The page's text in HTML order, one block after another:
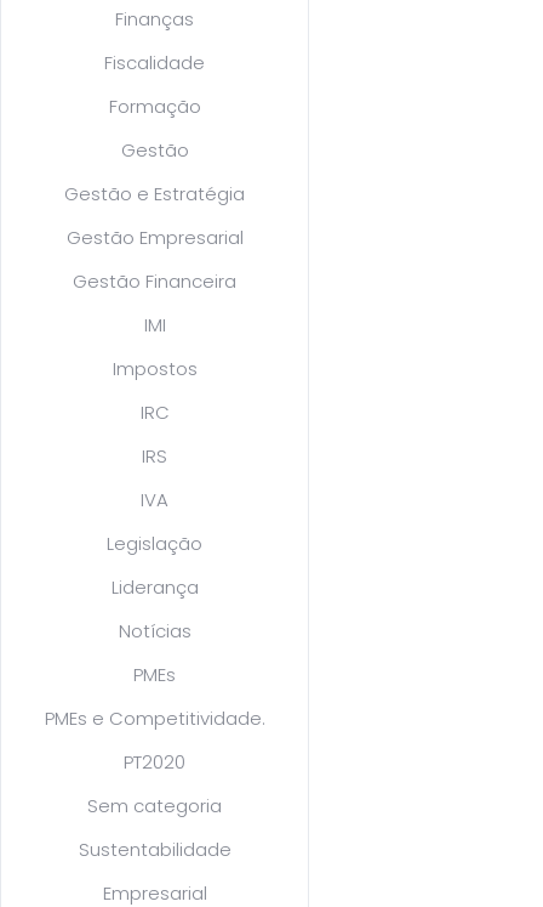
Finanças
Fiscalidade
Formação
Gestão
Gestão e Estratégia
Gestão Empresarial
Gestão Financeira
IMI
Impostos
IRC
IRS
IVA
Legislação
Liderança
Notícias
PMEs
PMEs e Competitividade.
PT2020
Sem categoria
Sustentabilidade
Empresarial